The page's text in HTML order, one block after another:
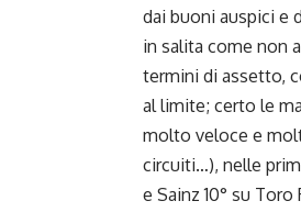
dai buoni auspici e
in salita come non
termini di assetto,
al limite; certo le
molto veloce e
circuiti…), nelle
e Sainz 10° su